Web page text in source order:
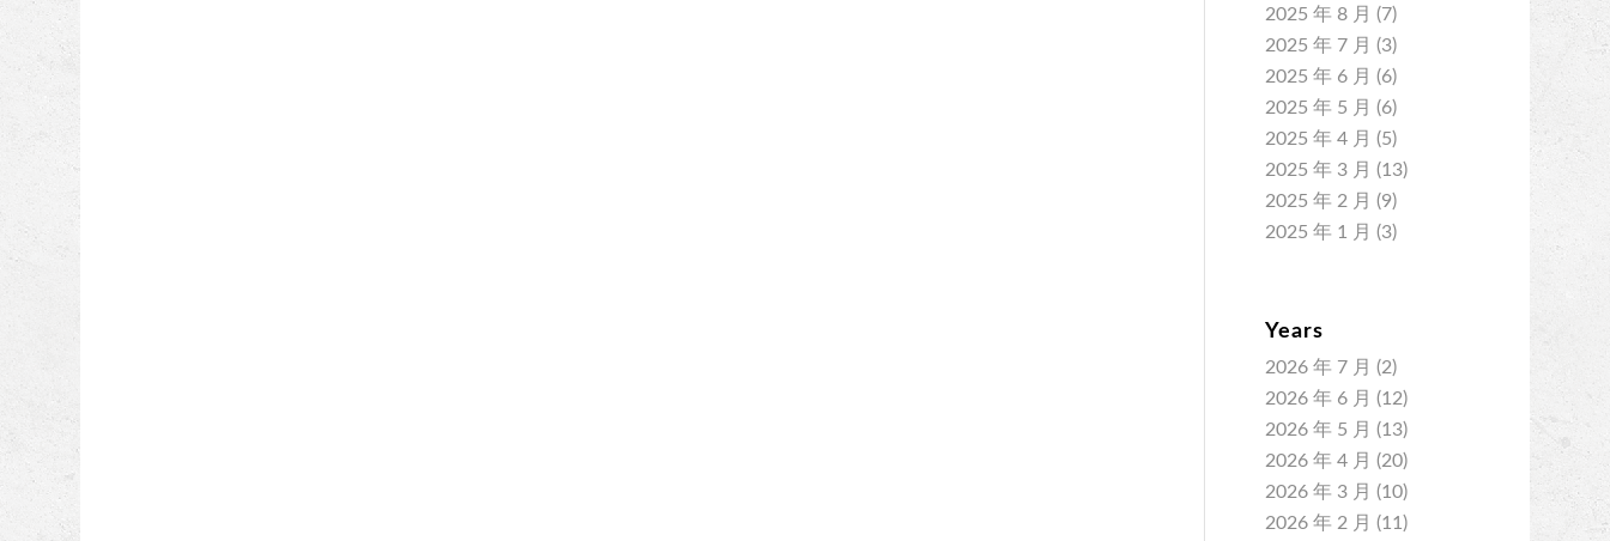
2025 年 8 月 (7)
2025 年 7 月 (3)
2025 年 6 月 (6)
2025 年 5 月 (6)
2025 年 4 月 (5)
2025 年 3 月 (13)
2025 年 2 月 (9)
2025 年 1 月 (3)
Years
2026 年 7 月 (2)
2026 年 6 月 (12)
2026 年 5 月 (13)
2026 年 4 月 (20)
2026 年 3 月 (10)
2026 年 2 月 (11)